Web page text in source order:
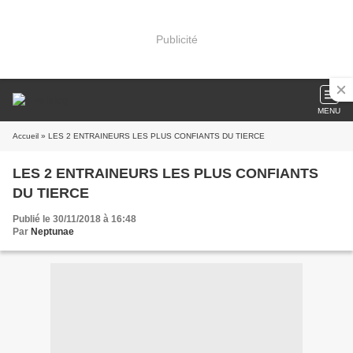
Publicité
MENU
Accueil » LES 2 ENTRAINEURS LES PLUS CONFIANTS DU TIERCE
LES 2 ENTRAINEURS LES PLUS CONFIANTS
DU TIERCE
Publié le 30/11/2018 à 16:48
Par Neptunae